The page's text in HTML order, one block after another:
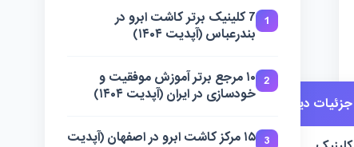
جزئیات دیگر
1
7 کلینیک برتر کاشت ابرو در
بندرعباس (آپدیت ۱۴۰۴)
2
۱۰ مرجع برتر آموزش موفقیت و
خودسازی در ایران (آپدیت ۱۴۰۴)
3
۱۵ مرکز کاشت ابرو در اصفهان (آپدیت